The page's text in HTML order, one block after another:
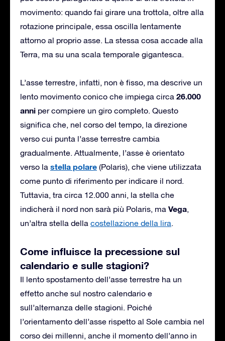
movimento: quando fai girare una trottola, oltre alla
rotazione principale, essa oscilla lentamente
attorno al proprio asse. La stessa cosa accade alla
Terra, ma su una scala temporale gigantesca.
L’asse terrestre, infatti, non è fisso, ma descrive un
lento movimento conico che impiega circa 26.000
anni per compiere un giro completo. Questo
significa che, nel corso del tempo, la direzione
verso cui punta l’asse terrestre cambia
gradualmente. Attualmente, l’asse è orientato
verso la stella polare (Polaris), che viene utilizzata
come punto di riferimento per indicare il nord.
Tuttavia, tra circa 12.000 anni, la stella che
indicherà il nord non sarà più Polaris, ma Vega,
un’altra stella della costellazione della lira.
Come influisce la precessione sul
calendario e sulle stagioni?
Il lento spostamento dell’asse terrestre ha un
effetto anche sul nostro calendario e
sull’alternanza delle stagioni. Poiché
l’orientamento dell’asse rispetto al Sole cambia nel
corso dei millenni, anche il momento dell’anno in